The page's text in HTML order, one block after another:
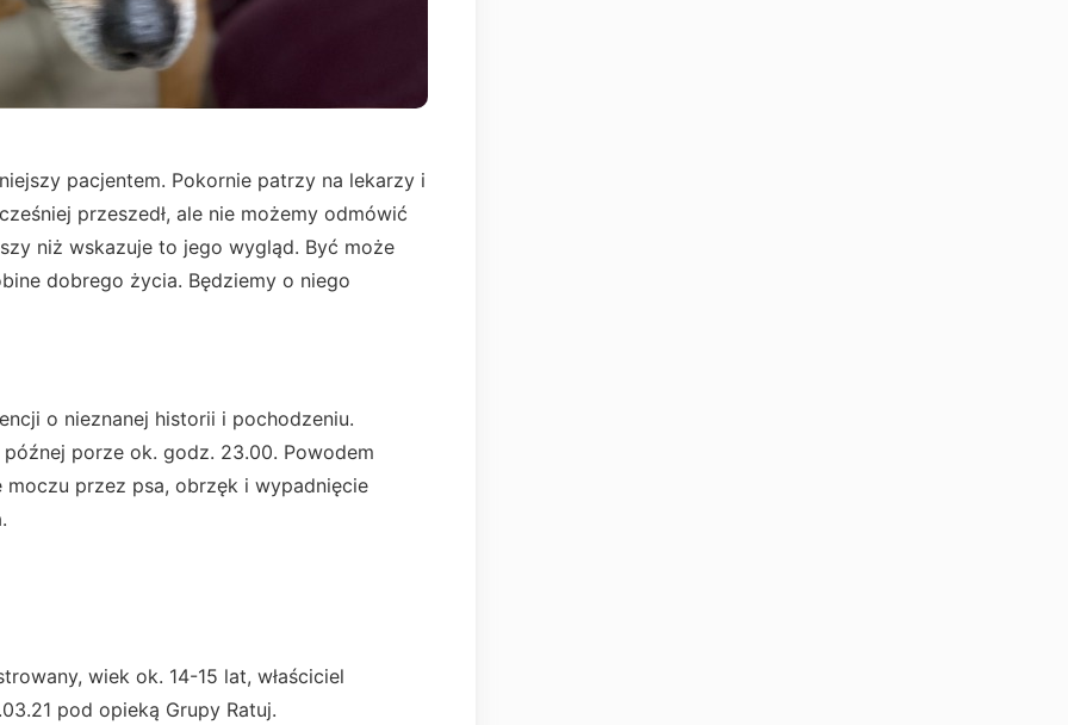
pacjentem. Pokornie patrzy na lekarzy i
przeszedł, ale nie możemy odmówić
niż wskazuje to jego wygląd. Być może
dobrego życia. Będziemy o niego
o nieznanej historii i pochodzeniu.
porze ok. godz. 23.00. Powodem
moczu przez psa, obrzęk i wypadnięcie
wiek ok. 14-15 lat, właściciel
pod opieką Grupy Ratuj.